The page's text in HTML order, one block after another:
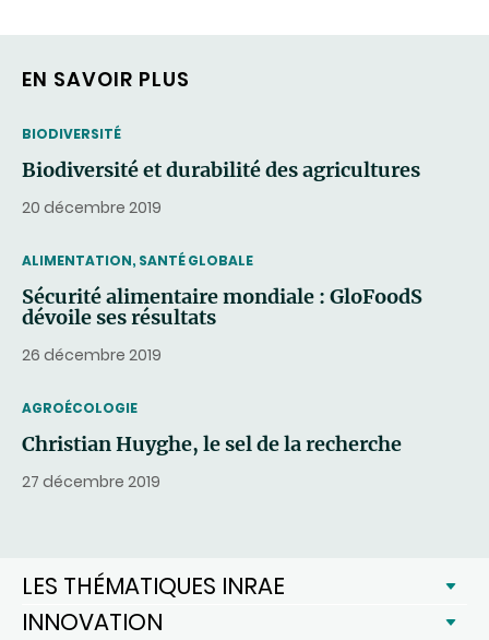
EN SAVOIR PLUS
THEMATIC
BIODIVERSITÉ
Biodiversité et durabilité des agricultures
20 décembre 2019
THEMATIC
ALIMENTATION, SANTÉ GLOBALE
Sécurité alimentaire mondiale : GloFoodS
dévoile ses résultats
26 décembre 2019
THEMATIC
AGROÉCOLOGIE
Christian Huyghe, le sel de la recherche
27 décembre 2019
LES THÉMATIQUES INRAE
INNOVATION